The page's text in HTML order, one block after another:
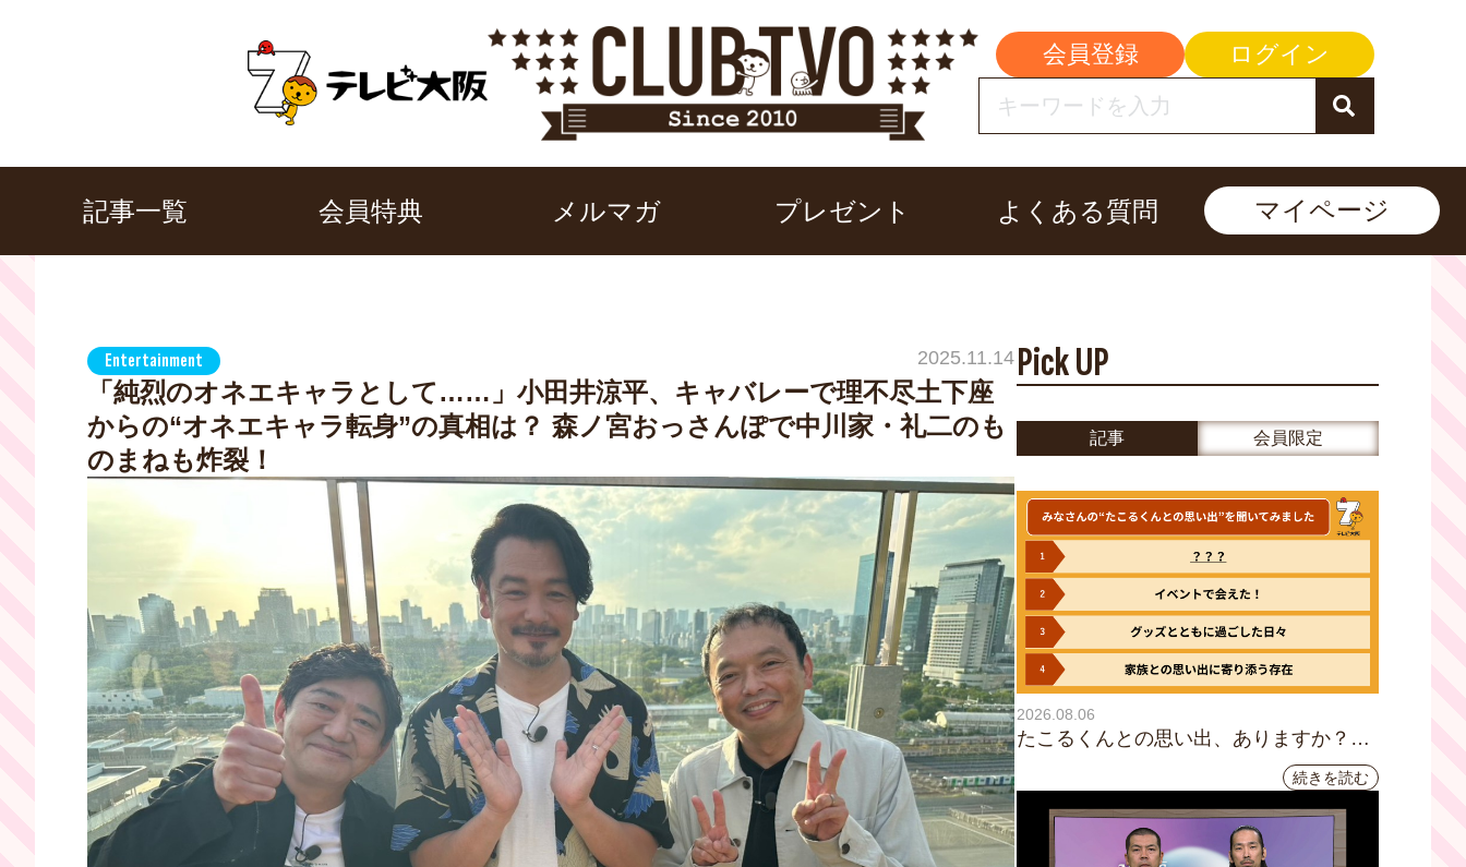
会員登録 ログイン
記事一覧 会員特典 メルマガ プレゼント よくある質問 マイページ
Entertainment 2025.11.14
「純烈のオネエキャラとして……」小田井涼平、キャバレーで理不尽土下座
からの“オネエキャラ転身”の真相は？ 森ノ宮おっさんぽで中川家・礼二のも
のまねも炸裂！
Pick UP
記事 会員限定
2026.08.06
たこるくんとの思い出、ありますか？会
員のみなさんに聞いてみました
続きを読む